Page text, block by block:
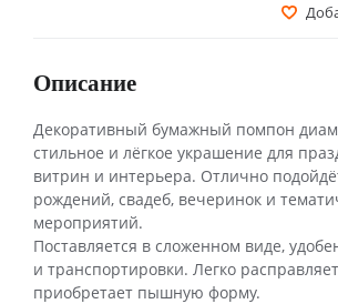
Описание
Декоративный бумажный помпон
стильное и лёгкое украшение для
витрин и интерьера. Отлично
рождений, свадеб, вечеринок и
мероприятий.
Поставляется в сложенном виде,
и транспортировки. Легко
приобретает пышную форму.